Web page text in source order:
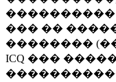
����������
��� ��
��������
ICQ ���